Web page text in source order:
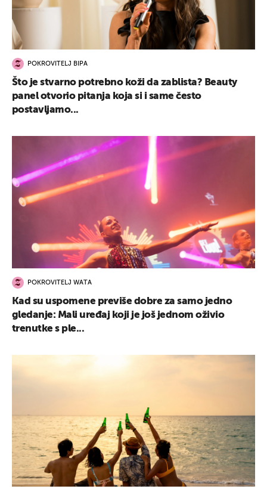
POKROVITELJ BIPA
Što je stvarno potrebno koži da zablista? Beauty
panel otvorio pitanja koja si i same često
postavljamo...
POKROVITELJ WATA
Kad su uspomene previše dobre za samo jedno
gledanje: Mali uređaj koji je još jednom oživio
trenutke s ple...